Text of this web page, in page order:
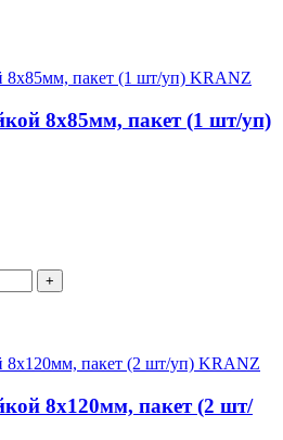
8х85мм, пакет (1 шт/уп)
8х120мм, пакет (2 шт/